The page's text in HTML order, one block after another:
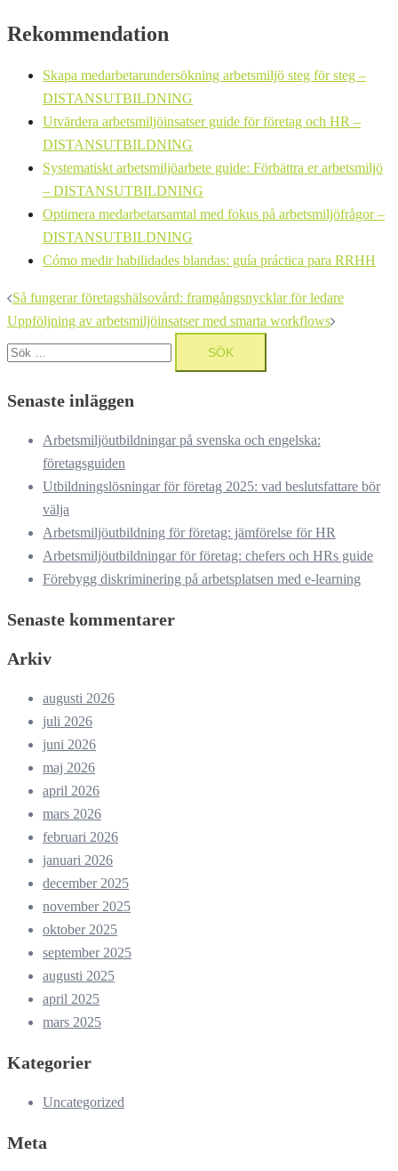
Rekommendation
Skapa medarbetarundersökning arbetsmiljö steg för steg –
DISTANSUTBILDNING
Utvärdera arbetsmiljöinsatser guide för företag och HR –
DISTANSUTBILDNING
Systematiskt arbetsmiljöarbete guide: Förbättra er arbetsmiljö
– DISTANSUTBILDNING
Optimera medarbetarsamtal med fokus på arbetsmiljöfrågor –
DISTANSUTBILDNING
Cómo medir habilidades blandas: guía práctica para RRHH
Inläggsnavigering
Så fungerar företagshälsovård: framgångsnycklar för ledare
Uppföljning av arbetsmiljöinsatser med smarta workflows
Sök
efter:
Senaste inläggen
Arbetsmiljöutbildningar på svenska och engelska:
företagsguiden
Utbildningslösningar för företag 2025: vad beslutsfattare bör
välja
Arbetsmiljöutbildning för företag: jämförelse för HR
Arbetsmiljöutbildningar för företag: chefers och HRs guide
Förebygg diskriminering på arbetsplatsen med e-learning
Senaste kommentarer
Arkiv
augusti 2026
juli 2026
juni 2026
maj 2026
april 2026
mars 2026
februari 2026
januari 2026
december 2025
november 2025
oktober 2025
september 2025
augusti 2025
april 2025
mars 2025
Kategorier
Uncategorized
Meta